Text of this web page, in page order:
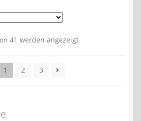
41 werden angezeigt
1 2 3